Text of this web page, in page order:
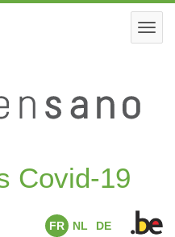
Covid-19
FR NL DE